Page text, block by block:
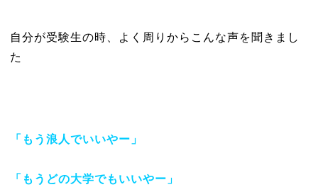
自分が受験生の時、よく周りからこんな声を聞きまし
た
「もう浪人でいいやー」
「もうどの大学でもいいやー」